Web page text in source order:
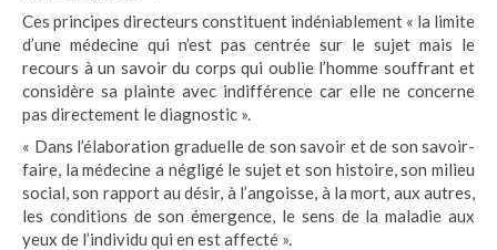
Ces principes directeurs constituent indéniablement « la limite
d’une médecine qui n’est pas centrée sur le sujet mais le
recours à un savoir du corps qui oublie l’homme souffrant et
considère sa plainte avec indifférence car elle ne concerne
pas directement le diagnostic ».
« Dans l’élaboration graduelle de son savoir et de son savoir-
faire, la médecine a négligé le sujet et son histoire, son milieu
social, son rapport au désir, à l’angoisse, à la mort, aux autres,
les conditions de son émergence, le sens de la maladie aux
yeux de l’individu qui en est affecté ».